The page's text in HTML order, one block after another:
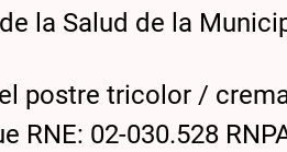
la Salud de la
postre tricolor /
RNE: 02-030.528